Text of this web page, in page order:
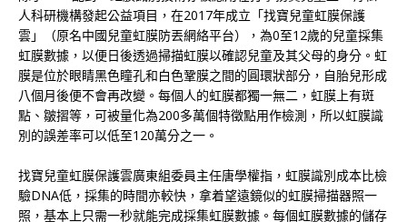
人科研機構發起公益項目，在2017年成立「找寶兒童虹膜保護
雲」（原名中國兒童虹膜防丟網絡平台），為0至12歲的兒童採集
虹膜數據，以便日後透過掃描虹膜以確認兒童及其父母的身分。虹
膜是位於眼睛黑色瞳孔和白色鞏膜之間的圓環狀部分，自胎兒形成
八個月後便不會再改變。每個人的虹膜都獨一無二，虹膜上有斑
點、皺摺等，可被量化為200多萬個特徵點用作檢測，所以虹膜識
別的誤差率可以低至120萬分之一。
找寶兒童虹膜保護雲廣東組委員主任唐學權指，虹膜識別成本比檢
驗DNA低，採集的時間亦較快，拿着望遠鏡似的虹膜掃描器照一
照，基本上只需一秒就能完成採集虹膜數據。每個虹膜數據的儲存